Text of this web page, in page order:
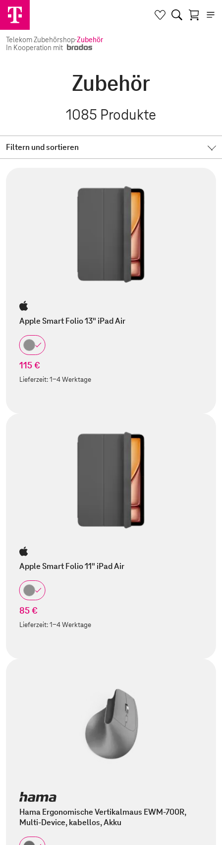
Telekom Zubehörshop·Zubehör
In Kooperation mit
Zubehör
1085 Produkte
Filtern und sortieren
Apple Smart Folio 13" iPad Air
115 €
Lieferzeit:1-4 Werktage
Apple Smart Folio 11" iPad Air
85 €
Lieferzeit:1-4 Werktage
Hama Ergonomische Vertikalmaus EWM-700R,
Multi-Device, kabellos, Akku